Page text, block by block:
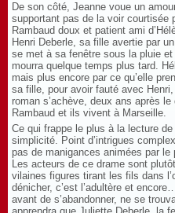
De son côté, Jeanne voue un
supportant pas de la voir courtisée
Rambaud doux et patient ami
Henri Deberle, sa fille avertie par
se met à sa fenêtre sous la pluie
mourra quelque temps plus tard.
mais plus encore par ce qu’elle
sa fille, pour avoir fauté avec
roman s’achève, deux ans après
Rambaud et ils vivent à Marseille.
Ce qui frappe le plus à la lecture
simplicité. Point d’intrigues
pas de manigances animées par
Les acteurs de ce drame sont
vilaines figures tirant les fils dans
dénicher, c’est l’adultère et
avant de s’abandonner, ne se